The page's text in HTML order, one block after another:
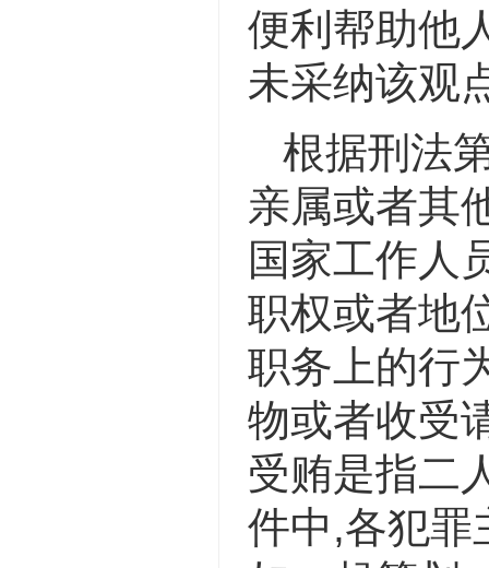
便利帮助他
未采纳该观
根据刑法
亲属或者其
国家工作人
职权或者地
职务上的行
物或者收受
受贿是指二
件中,各犯罪